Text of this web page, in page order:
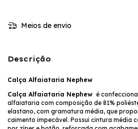
Meios de envio
Descrição
Calça Alfaiataria Nephew
Calça Alfaiataria Nephew é
alfaiataria com composição de 81%
elastano, com gramatura média, que
caimento impecável. Possui cintura média